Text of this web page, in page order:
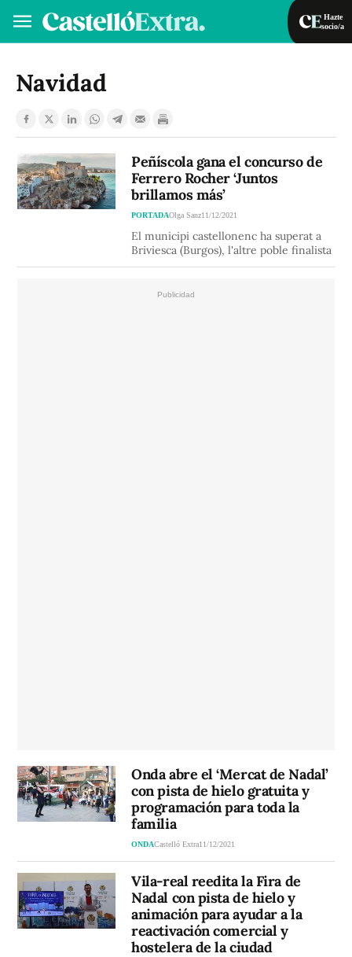
Hazte
socio/a
VA
Navidad
Peñíscola gana el concurso de
Ferrero Rocher ‘Juntos
brillamos más’
PORTADAOlga Sanz11/12/2021
El municipi castellonenc ha superat a
Briviesca (Burgos), l'altre poble finalista
Onda abre el ‘Mercat de Nadal’
con pista de hielo gratuita y
programación para toda la
familia
ONDACastelló Extra11/12/2021
Vila-real reedita la Fira de
Nadal con pista de hielo y
animación para ayudar a la
reactivación comercial y
hostelera de la ciudad